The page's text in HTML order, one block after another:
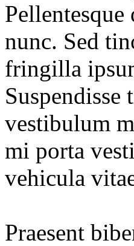
nunc. Sed
fringilla
vestibulum
mi porta
vehicula
Praesent